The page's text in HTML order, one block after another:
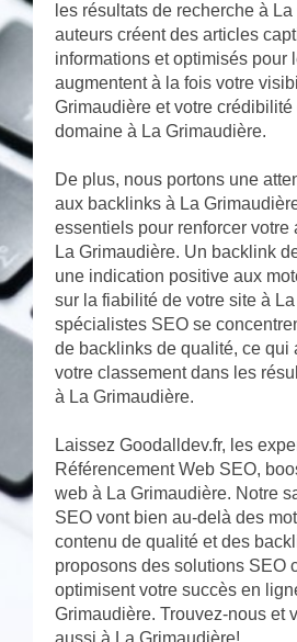
les résultats de recherche à
auteurs créent des articles
informations et optimisés pour
augmentent à la fois votre
Grimaudière et votre crédibilité
domaine à La Grimaudière.
De plus, nous portons une
aux backlinks à La
essentiels pour renforcer votre
La Grimaudière. Un backlink
une indication positive aux
sur la fiabilité de votre site à
spécialistes SEO se
de backlinks de qualité, ce qui
votre classement dans les
à La Grimaudière.
Laissez Goodalldev.fr, les
Référencement Web SEO,
web à La Grimaudière. Notre
SEO vont bien au-delà des
contenu de qualité et des
proposons des solutions SEO
optimisent votre succès en
Grimaudière. Trouvez-nous et